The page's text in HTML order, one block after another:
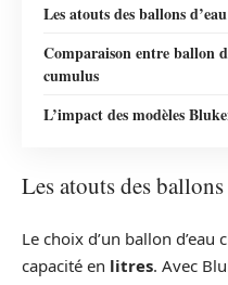
Les atouts des ballons
Comparaison entre ballon
cumulus
L’impact des modèles
Les atouts des
Le choix d’un ballon d’eau
capacité en litres. Avec